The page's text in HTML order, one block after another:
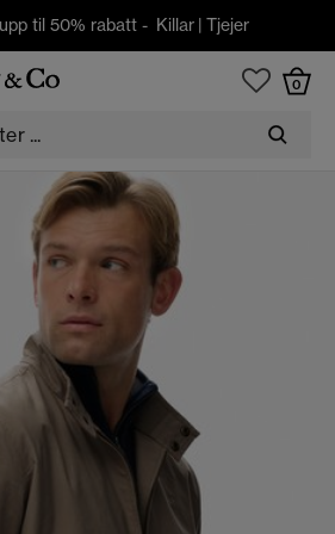
til 50% rabatt - Killar| Tjejer
0